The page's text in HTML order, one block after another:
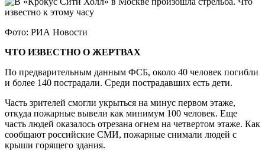
Фото: РИА Новости
ЧТО ИЗВЕСТНО О ЖЕРТВАХ
По предварительным данным ФСБ, около 40 человек погибли
и более 140 пострадали. Среди пострадавших есть дети.
Часть зрителей смогли укрыться на минус первом этаже,
откуда пожарные вывели как минимум 100 человек. Еще
часть людей оказалось отрезана огнем на четвертом этаже. Как
сообщают российские СМИ, пожарные снимали людей с
крыши горящего здания.